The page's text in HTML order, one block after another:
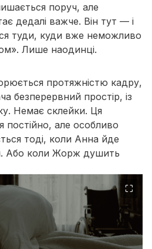
поруч, але
дедалі важче. Він тут — і
туди, куди вже неможливо
Лише наодинці.
протяжністю кадру,
безперервний простір, із
Немає склейки. Ця
постійно, але особливо
тоді, коли Анна йде
Або коли Жорж душить
⛶